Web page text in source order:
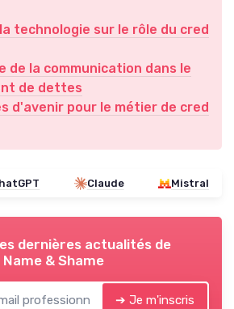
technologie sur le rôle du cred
de la communication dans le
de dettes
d'avenir pour le métier de cred
Claude Mistral
dernières actualités de
Name & Shame
➔ Je m'inscris